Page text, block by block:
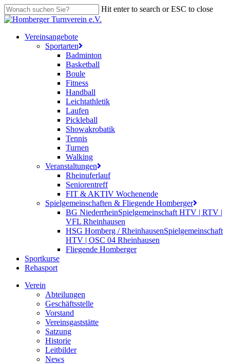
Skip
to
content
Hit enter to search or ESC to close
Close
search
Menu
Vereinsangebote
Sportarten
Badminton
Basketball
Boule
Fitness
Handball
Leichtathletik
Laufen
Pickleball
Showakrobatik
Tennis
Turnen
Walking
Veranstaltungen
Rheinuferlauf
Seniorentreff
FIT & AKTIV Wochenende
Spielgemeinschaften & Fliegende Homberger
BG NiederrheinSpielgemeinschaft HTV | RTV |
VFL Rheinhausen
HSG Homberg / RheinhausenSpielgemeinschaft
HTV | OSC 04 Rheinhausen
Fliegende Homberger
Sportkurse
Rehasport
Verein
Abteilungen
Geschäftsstelle
Vorstand
Vereinsgaststätte
Satzung
Historie
Leitbilder
News